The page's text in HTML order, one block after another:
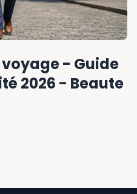
- Guide
2026 - Beaute